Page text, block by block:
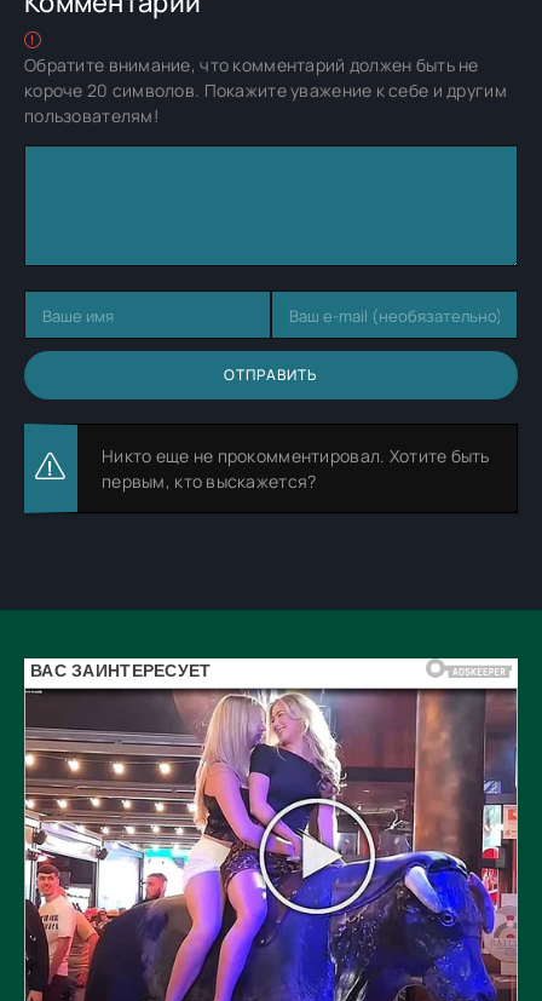
Обратите внимание, что комментарий должен быть не
короче 20 символов. Покажите уважение к себе и другим
пользователям!
ОТПРАВИТЬ
Никто еще не прокомментировал. Хотите быть
первым, кто выскажется?